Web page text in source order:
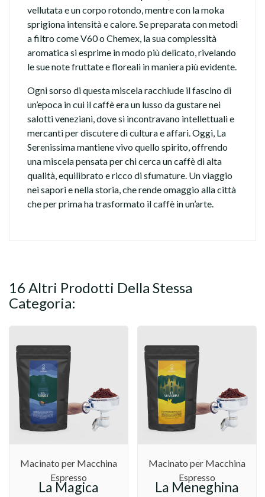
vellutata e un corpo rotondo, mentre con la moka
sprigiona intensità e calore. Se preparata con metodi
a filtro come V60 o Chemex, la sua complessità
aromatica si esprime in modo più delicato, rivelando
le sue note fruttate e floreali in maniera più evidente.
Ogni sorso di questa miscela racchiude il fascino di
un’epoca in cui il caffè era un lusso da gustare nei
salotti veneziani, dove si incontravano intellettuali e
mercanti per discutere di cultura e affari. Oggi, La
Serenissima mantiene vivo quello spirito, offrendo
una miscela pensata per chi cerca un caffè di alta
qualità, equilibrato e ricco di sfumature. Un viaggio
nei sapori e nella storia, che rende omaggio alla città
che per prima ha trasformato il caffè in un’arte.
16 Altri Prodotti Della Stessa
Categoria:
Macinato per Macchina
Espresso
La Magica
Macinato per Macchina
Espresso
La Meneghina